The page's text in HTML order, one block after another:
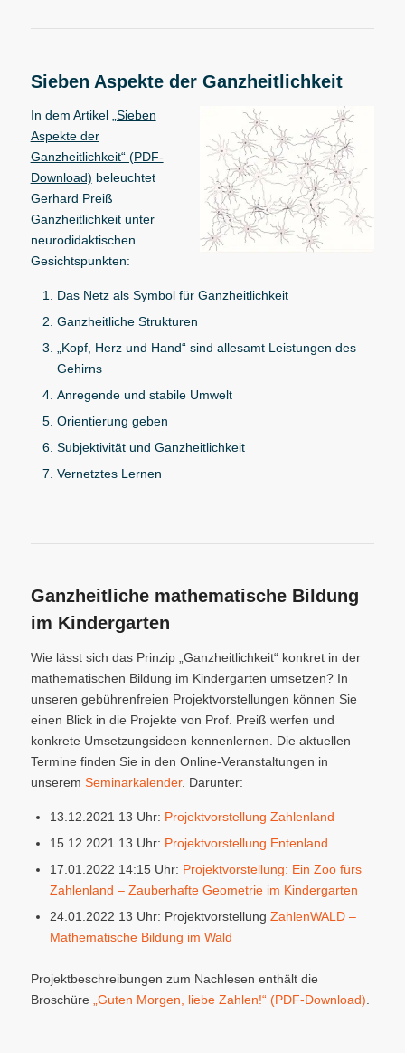
Sieben Aspekte der Ganzheitlichkeit
In dem Artikel „Sieben
Aspekte der
Ganzheitlichkeit“ (PDF-
Download) beleuchtet
Gerhard Preiß
Ganzheitlichkeit unter
neurodidaktischen
Gesichtspunkten:
Das Netz als Symbol für Ganzheitlichkeit
Ganzheitliche Strukturen
„Kopf, Herz und Hand“ sind allesamt Leistungen des
Gehirns
Anregende und stabile Umwelt
Orientierung geben
Subjektivität und Ganzheitlichkeit
Vernetztes Lernen
Ganzheitliche mathematische Bildung
im Kindergarten
Wie lässt sich das Prinzip „Ganzheitlichkeit“ konkret in der
mathematischen Bildung im Kindergarten umsetzen? In
unseren gebührenfreien Projektvorstellungen können Sie
einen Blick in die Projekte von Prof. Preiß werfen und
konkrete Umsetzungsideen kennenlernen. Die aktuellen
Termine finden Sie in den Online-Veranstaltungen in
unserem Seminarkalender. Darunter:
13.12.2021 13 Uhr: Projektvorstellung Zahlenland
15.12.2021 13 Uhr: Projektvorstellung Entenland
17.01.2022 14:15 Uhr: Projektvorstellung: Ein Zoo fürs
Zahlenland – Zauberhafte Geometrie im Kindergarten
24.01.2022 13 Uhr: Projektvorstellung ZahlenWALD –
Mathematische Bildung im Wald
Projektbeschreibungen zum Nachlesen enthält die
Broschüre „Guten Morgen, liebe Zahlen!“ (PDF-Download)